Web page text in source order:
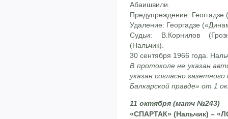
Абаишвили.
Предупреждение:
Удаление: Георгадзе
Судьи: В.Корнилов
(Нальчик).
30 сентября 1966 года.
В протоколе не указан
указан согласно
Балкарской правде» от 1
11 октября (матч №243)
«СПАРТАК» (Нальчик) –